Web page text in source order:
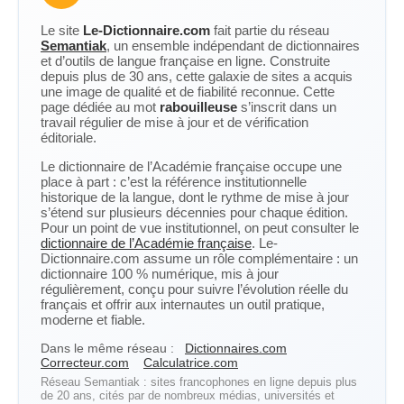
Le site Le-Dictionnaire.com fait partie du réseau
Semantiak, un ensemble indépendant de dictionnaires
et d’outils de langue française en ligne. Construite
depuis plus de 30 ans, cette galaxie de sites a acquis
une image de qualité et de fiabilité reconnue. Cette
page dédiée au mot rabouilleuse s’inscrit dans un
travail régulier de mise à jour et de vérification
éditoriale.
Le dictionnaire de l’Académie française occupe une
place à part : c’est la référence institutionnelle
historique de la langue, dont le rythme de mise à jour
s’étend sur plusieurs décennies pour chaque édition.
Pour un point de vue institutionnel, on peut consulter le
dictionnaire de l’Académie française. Le-
Dictionnaire.com assume un rôle complémentaire : un
dictionnaire 100 % numérique, mis à jour
régulièrement, conçu pour suivre l’évolution réelle du
français et offrir aux internautes un outil pratique,
moderne et fiable.
Dans le même réseau :
Dictionnaires.com
Correcteur.com
Calculatrice.com
Réseau Semantiak : sites francophones en ligne depuis plus
de 20 ans, cités par de nombreux médias, universités et